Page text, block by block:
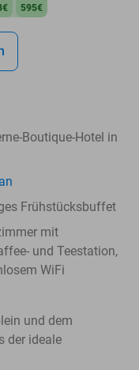
595€
Boutique-Hotel in
Frühstücksbuffet
mit
und Teestation,
WiFi
und dem
der ideale